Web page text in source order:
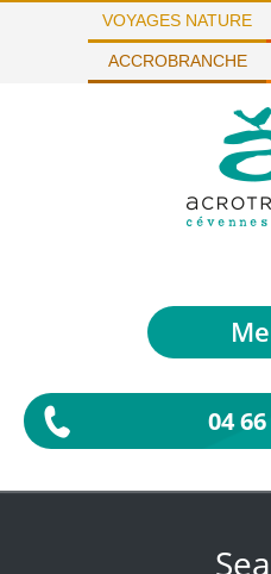
VOYAGES NATURE
ACCROBRANCHE
04